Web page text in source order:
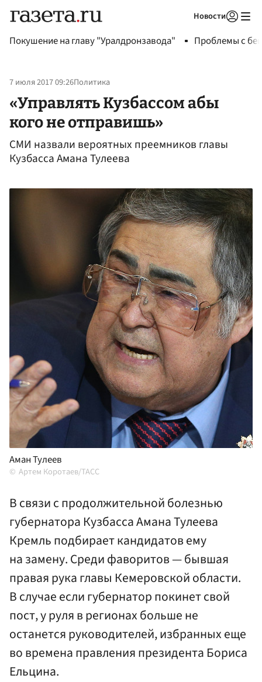
Новости
Покушение на главу "Уралдронзавода" Проблемы с
7 июля 2017 09:26Политика
«Управлять Кузбассом абы
кого не отправишь»
СМИ назвали вероятных преемников главы
Кузбасса Амана Тулеева
Аман Тулеев
Артем Коротаев/ТАСС
В связи с продолжительной болезнью
губернатора Кузбасса Амана Тулеева
Кремль подбирает кандидатов ему
на замену. Среди фаворитов — бывшая
правая рука главы Кемеровской области.
В случае если губернатор покинет свой
пост, у руля в регионах больше не
останется руководителей, избранных еще
во времена правления президента Бориса
Ельцина.